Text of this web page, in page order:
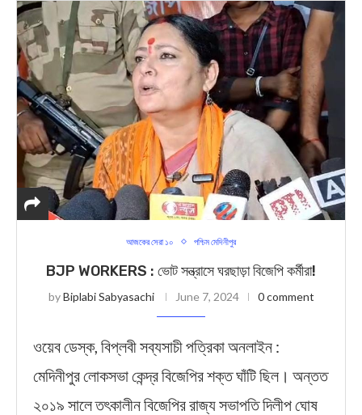
আজকের সেরা ১০ পশ্চিম মেদিনীপুর
BJP WORKERS : ভোট সন্ত্রাসে ঘরছাড়া বিজেপি কর্মীরা!
byBiplabi Sabyasachi June 7, 2024 0 comment
ওয়েব ডেস্ক, বিপ্লবী সব্যসাচী পত্রিকা অনলাইন :
মেদিনীপুর লোকসভা কেন্দ্র বিজেপির শক্ত ঘাঁটি ছিল। অন্তত
২০১৯ সালে তৎকালীন বিজেপির রাজ্য সভাপতি দিলীপ ঘোষ